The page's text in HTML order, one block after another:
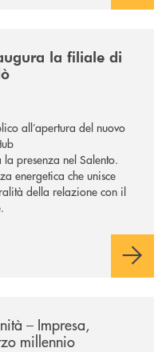
la filiale di
all’apertura del nuovo
presenza nel Salento.
energetica che unisce
della relazione con il
– Impresa,
millennio